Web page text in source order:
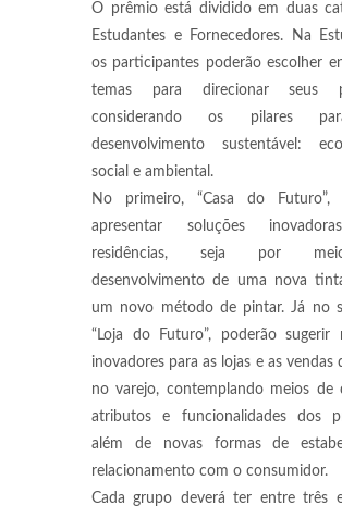
O prêmio está dividido em duas
Estudantes e Fornecedores. Na
os participantes poderão escolher
temas para direcionar seus
considerando os pilares
desenvolvimento sustentável:
social e ambiental.
No primeiro, “Casa do Futuro”,
apresentar soluções
residências, seja por
desenvolvimento de uma nova
um novo método de pintar. Já no
“Loja do Futuro”, poderão sugerir
inovadores para as lojas e as vendas
no varejo, contemplando meios de
atributos e funcionalidades dos
além de novas formas de
relacionamento com o consumidor.
Cada grupo deverá ter entre três